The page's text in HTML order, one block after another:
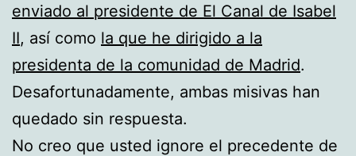
enviado al presidente de El Canal de Isabel
II, así como la que he dirigido a la
presidenta de la comunidad de Madrid.
Desafortunadamente, ambas misivas han
quedado sin respuesta.
No creo que usted ignore el precedente de